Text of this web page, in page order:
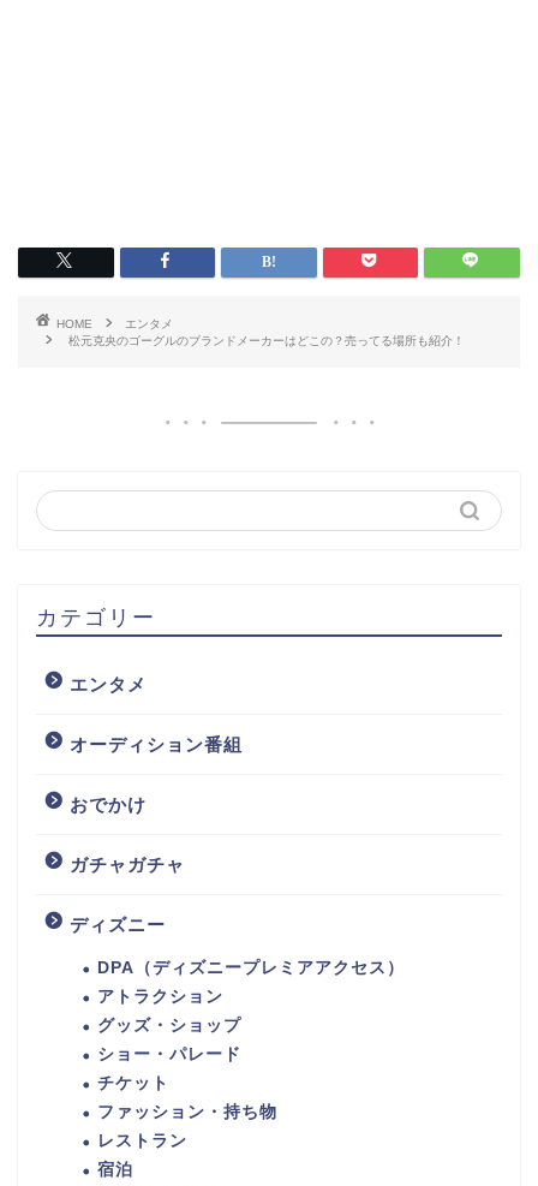
HOME
エンタメ
松元克央のゴーグルのブランドメーカーはどこの？売ってる場所も紹介！
カテゴリー
エンタメ
オーディション番組
おでかけ
ガチャガチャ
ディズニー
DPA（ディズニープレミアアクセス）
アトラクション
グッズ・ショップ
ショー・パレード
チケット
ファッション・持ち物
レストラン
宿泊